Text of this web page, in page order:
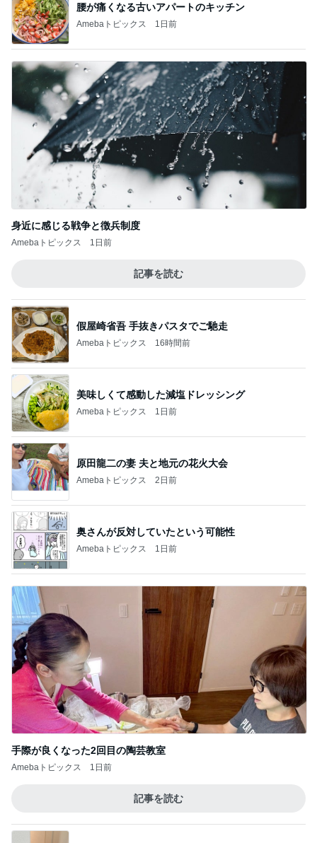
腰が痛くなる古いアパートのキッチン
Amebaトピックス 1日前
身近に感じる戦争と徴兵制度
Amebaトピックス 1日前
記事を読む
假屋崎省吾 手抜きパスタでご馳走
Amebaトピックス 16時間前
美味しくて感動した減塩ドレッシング
Amebaトピックス 1日前
原田龍二の妻 夫と地元の花火大会
Amebaトピックス 2日前
奥さんが反対していたという可能性
Amebaトピックス 1日前
手際が良くなった2回目の陶芸教室
Amebaトピックス 1日前
記事を読む